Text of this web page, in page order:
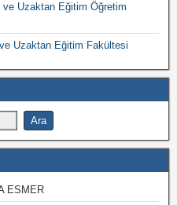
ve Uzaktan Eğitim Öğretim
Uzaktan Eğitim Fakültesi
ESMER